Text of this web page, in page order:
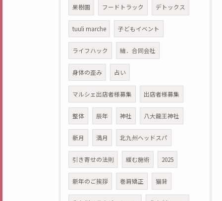
果樹園 フードトラック デトックス
tuuli marche 子どもイベント
ライフハック 結．合同会社
身体の歪み 占い
マルシェ出店者様募集 出店者様募集
整体 辰年 神社 八大龍王神社
新月 満月 北九州ヘッドスパ
引き寄せの法則 緩む施術 2025
新年のご挨拶 巻肩矯正 猫背